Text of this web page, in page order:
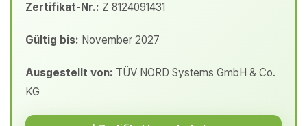
Zertifikat-Nr.: Z 8124091431
Gültig bis: November 2027
Ausgestellt von: TÜV NORD Systems GmbH & Co.
KG